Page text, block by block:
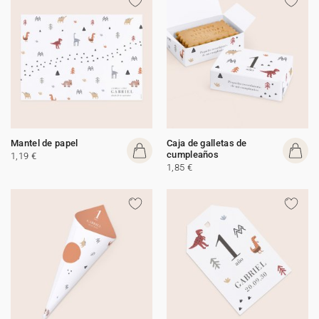
Mantel de papel
1,19 €
Caja de galletas de
cumpleaños
1,85 €